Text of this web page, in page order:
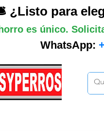
¿Listo para
es único.
WhatsApp: